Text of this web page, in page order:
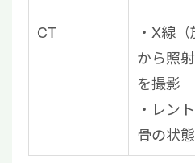
CT
・X線
から照
を撮影
・レン
骨の状